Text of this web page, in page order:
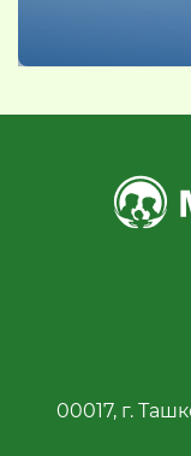
00017, г.